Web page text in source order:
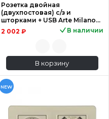
Розетка двойная
(двухпостовая) с/з и
шторками + USB Arte Milano
SET16-2-47-1-40-1 white
2 002 ₽ В наличии
В корзину
NEW